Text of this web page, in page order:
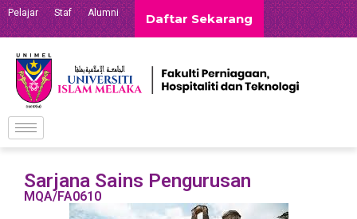
Pelajar Staf Alumni Daftar Sekarang
Sarjana Sains Pengurusan
MQA/FA0610